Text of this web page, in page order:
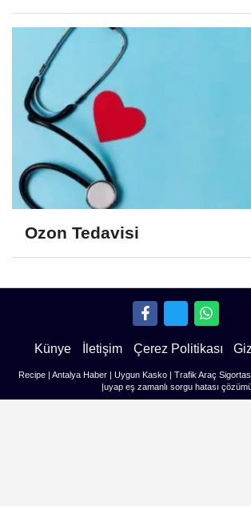
Ozon Tedavisi
Künye İletişim Çerez Politikası
Recipe| Antalya Haber| Uygun Kasko| Trafik Araç
uyap eş zamanlı sorgu hatası